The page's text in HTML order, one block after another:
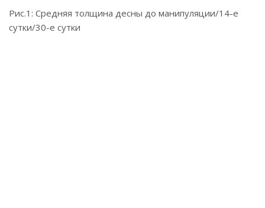
Рис.1: Средняя толщина десны до манипуляции/14-е
сутки/30-е сутки